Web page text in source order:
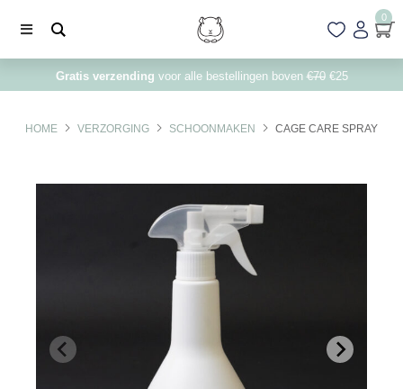
0
Gratis verzending voor alle bestellingen boven€70€25
HOME VERZORGING SCHOONMAKEN CAGE CARE SPRAY